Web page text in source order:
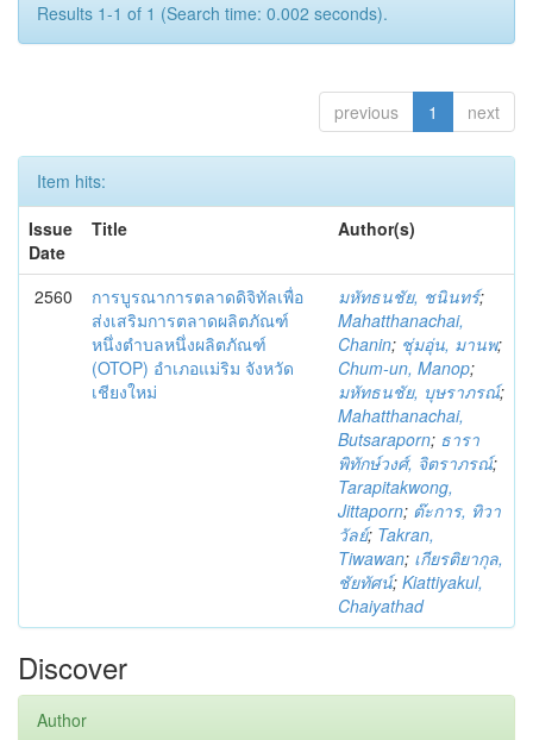
Results 1-1 of 1 (Search time: 0.002 seconds).
previous 1 next
Item hits:
Issue
Date
Title Author(s)
2560
การบูรณาการตลาดดิจิทัลเพื่อ
ส่งเสริมการตลาดผลิตภัณฑ์
หนึ่งตำบลหนึ่งผลิตภัณฑ์
(OTOP) อำเภอแม่ริม จังหวัด
เชียงใหม่
มหัทธนชัย, ชนินทร์;
Mahatthanachai,
Chanin; ชุ่มอุ่น, มานพ;
Chum-un, Manop;
มหัทธนชัย, บุษราภรณ์;
Mahatthanachai,
Butsaraporn; ธารา
พิทักษ์วงศ์, จิตราภรณ์;
Tarapitakwong,
Jittaporn; ต๊ะการ, ทิวา
วัลย์; Takran,
Tiwawan; เกียรติยากุล,
ชัยทัศน์; Kiattiyakul,
Chaiyathad
Discover
Author